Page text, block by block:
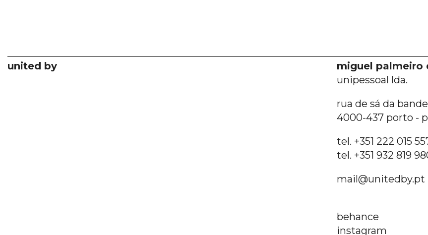
united by
miguel palmeiro
unipessoal lda.
rua de sá da
4000-437 porto -
tel. +351 222 015
tel. +351 932 819
mail@unitedby.pt
behance
instagram